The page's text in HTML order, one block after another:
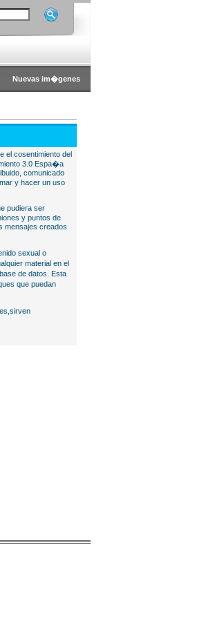
Nuevas im�genes
el cosentimiento del
3.0 Espa�a
comunicado
y hacer un uso
pudiera ser
y puntos de
mensajes creados
sexual o
material en el
de datos. Esta
que puedan